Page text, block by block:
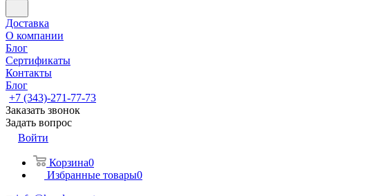
Доставка
О компании
Блог
Сертификаты
Контакты
Блог
+7 (343)-271-77-73
Заказать звонок
Задать вопрос
Войти
Корзина0
Избранные товары0